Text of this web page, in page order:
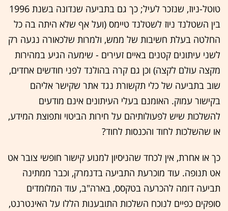
טוטל-ניוז, שנזכר לעיל; כך גם בתביעה שנדונה בשנת 1996
בין השטלנד ניוז לשטלנד טיימס (ועל אף שלא היתה בה כל
החלטה בעלת חשיבות של ממש, ולמרות שלכאורה נגעה רק
לשני עיתונים קטנים באיים זעירים - שימעה הגיע במהירות
מקצה עולם לקצה) וכן גם קרה בהולנד לפני חודשים אחדים,
שוב בתביעה של כלי תקשורת נגד אתר שקישר אליהם
בקישור עמוק. האומנם בעלי העיתונים אינם מודעים
להשלכות שיש לפעולותיהם על חירות הביטוי ותפוצת המידע,
או שהשלכות לחוד והכנסות לחוד?
כך או אחרת, אין לכחד שהניסיון למנוע קישור חופשי צובר אט
אט תנופה. עוד מוכרעת התביעה בדנמרק, וכבר ממתינה
תביעה דומה להכרעה בטקסס, בארה"ב, עוד המלומדים
סופקים כפיים לנוכח השלכות התובענות הללו על האינטרנט,